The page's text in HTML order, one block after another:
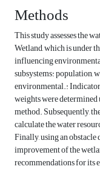
Methods
This study assesses the
Wetland, which is under
influencing
subsystems: population,
environmental.:
weights were
method. Subsequently,
calculate the water
Finally, using an
improvement of the
recommendations for its